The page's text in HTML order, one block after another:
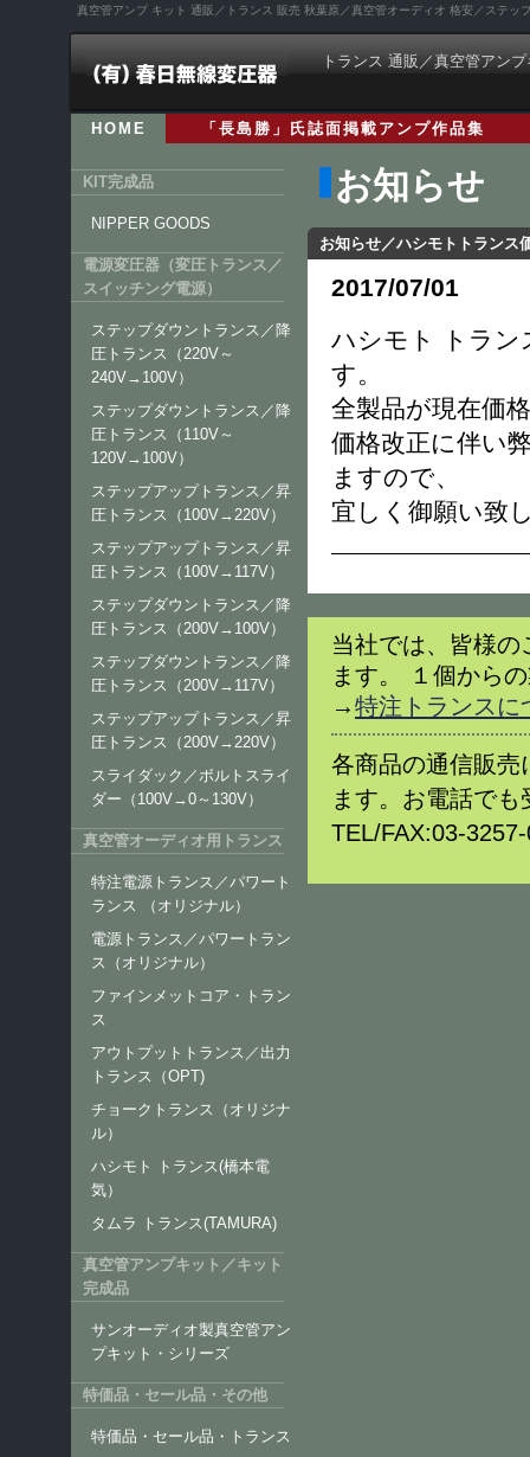
真空管アンプ キット 通販／トランス 販売 秋葉原／真空管オーディオ 格安／ステ
トランス 通販／真空管アン
HOME 「長島勝」氏誌面掲載アンプ作品集
お知らせ
お知らせ／ハシモトトランス
2017/07/01
ハシモト トラン
す。
全製品が現在価
価格改正に伴い
ますので、
宜しく御願い致
当社では、皆様
ます。 １個から
→特注トランスに
各商品の通信販売
ます。お電話で
TEL/FAX:03-
KIT完成品
NIPPER GOODS
電源変圧器（変圧トランス／
スイッチング電源）
ステップダウントランス／降
圧トランス（220V～
240V→100V）
ステップダウントランス／降
圧トランス（110V～
120V→100V）
ステップアップトランス／昇
圧トランス（100V→220V）
ステップアップトランス／昇
圧トランス（100V→117V）
ステップダウントランス／降
圧トランス（200V→100V）
ステップダウントランス／降
圧トランス（200V→117V）
ステップアップトランス／昇
圧トランス（200V→220V）
スライダック／ボルトスライ
ダー（100V→0～130V）
真空管オーディオ用トランス
特注電源トランス／パワート
ランス （オリジナル）
電源トランス／パワートラン
ス（オリジナル）
ファインメットコア・トラン
ス
アウトプットトランス／出力
トランス（OPT)
チョークトランス（オリジナ
ル）
ハシモト トランス(橋本電
気）
タムラ トランス(TAMURA)
真空管アンプキット／キット
完成品
サンオーディオ製真空管アン
プキット・シリーズ
特価品・セール品・その他
特価品・セール品・トランス